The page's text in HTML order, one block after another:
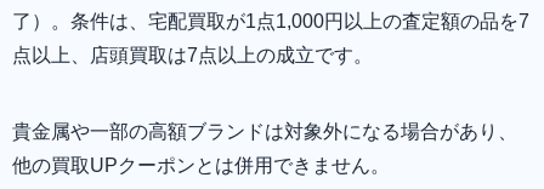
了）。条件は、宅配買取が1点1,000円以上の査定額の品を7
点以上、店頭買取は7点以上の成立です。
貴金属や一部の高額ブランドは対象外になる場合があり、
他の買取UPクーポンとは併用できません。